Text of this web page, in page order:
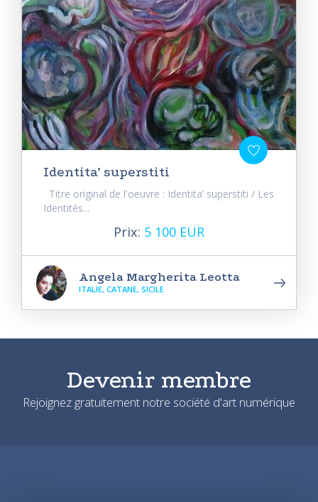
Identita’ superstiti
Titre original de l'oeuvre : Identita’ superstiti / Les
Identités...
Prix: 5 100 EUR
Angela Margherita Leotta
ITALIE, CATANE, SICILE
Devenir membre
Rejoignez gratuitement notre société d'art numérique